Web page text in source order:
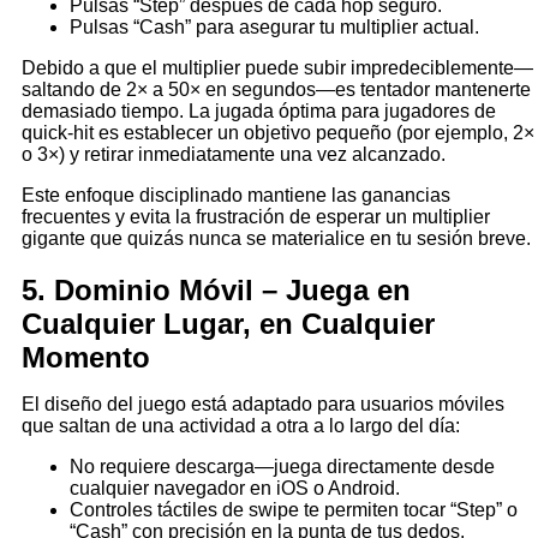
Pulsas “Step” después de cada hop seguro.
Pulsas “Cash” para asegurar tu multiplier actual.
Debido a que el multiplier puede subir impredeciblemente—
saltando de 2× a 50× en segundos—es tentador mantenerte
demasiado tiempo. La jugada óptima para jugadores de
quick‑hit es establecer un objetivo pequeño (por ejemplo, 2×
o 3×) y retirar inmediatamente una vez alcanzado.
Este enfoque disciplinado mantiene las ganancias
frecuentes y evita la frustración de esperar un multiplier
gigante que quizás nunca se materialice en tu sesión breve.
5. Dominio Móvil – Juega en
Cualquier Lugar, en Cualquier
Momento
El diseño del juego está adaptado para usuarios móviles
que saltan de una actividad a otra a lo largo del día:
No requiere descarga—juega directamente desde
cualquier navegador en iOS o Android.
Controles táctiles de swipe te permiten tocar “Step” o
“Cash” con precisión en la punta de tus dedos.